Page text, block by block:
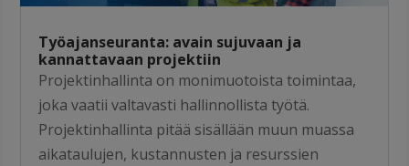
Työajanseuranta: avain sujuvaan ja
kannattavaan projektiin
Projektinhallinta on monimuotoista toimintaa,
joka vaatii valtavasti hallinnollista työtä.
Projektinhallinta pitää sisällään muun muassa
aikataulujen, kustannusten ja resurssien